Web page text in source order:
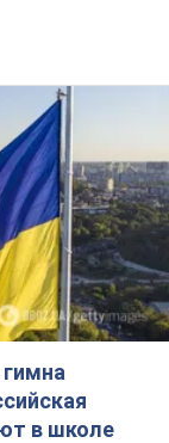
в школе